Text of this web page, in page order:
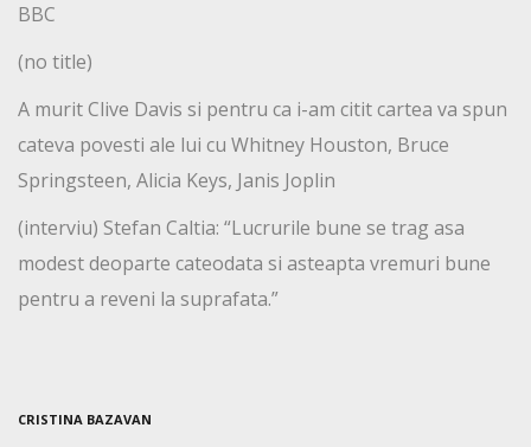
BBC
(no title)
A murit Clive Davis si pentru ca i-am citit cartea va spun
cateva povesti ale lui cu Whitney Houston, Bruce
Springsteen, Alicia Keys, Janis Joplin
(interviu) Stefan Caltia: “Lucrurile bune se trag asa
modest deoparte cateodata si asteapta vremuri bune
pentru a reveni la suprafata.”
CRISTINA BAZAVAN